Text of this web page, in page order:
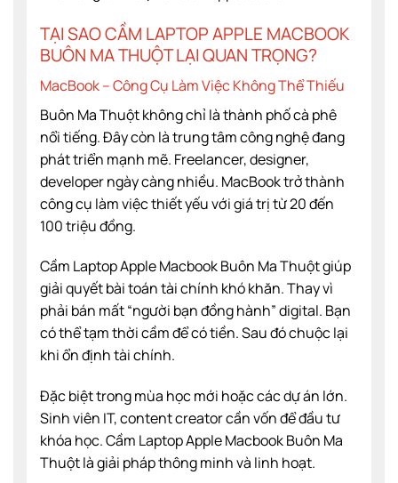
TẠI SAO CẦM LAPTOP APPLE MACBOOK
BUÔN MA THUỘT LẠI QUAN TRỌNG?
MacBook – Công Cụ Làm Việc Không Thể Thiếu
Buôn Ma Thuột không chỉ là thành phố cà phê
nổi tiếng. Đây còn là trung tâm công nghệ đang
phát triển mạnh mẽ. Freelancer, designer,
developer ngày càng nhiều. MacBook trở thành
công cụ làm việc thiết yếu với giá trị từ 20 đến
100 triệu đồng.
Cầm Laptop Apple Macbook Buôn Ma Thuột giúp
giải quyết bài toán tài chính khó khăn. Thay vì
phải bán mất “người bạn đồng hành” digital. Bạn
có thể tạm thời cầm để có tiền. Sau đó chuộc lại
khi ổn định tài chính.
Đặc biệt trong mùa học mới hoặc các dự án lớn.
Sinh viên IT, content creator cần vốn để đầu tư
khóa học. Cầm Laptop Apple Macbook Buôn Ma
Thuột là giải pháp thông minh và linh hoạt.